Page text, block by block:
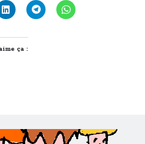
Gloomy
Party
ça :